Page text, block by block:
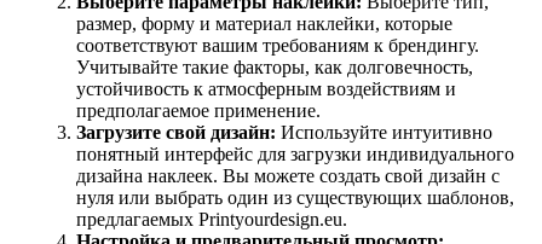
размер, форму и материал наклейки, которые
соответствуют вашим требованиям к брендингу.
Учитывайте такие факторы, как долговечность,
устойчивость к атмосферным воздействиям и
предполагаемое применение.
Загрузите свой дизайн: Используйте интуитивно
понятный интерфейс для загрузки индивидуального
дизайна наклеек. Вы можете создать свой дизайн с
нуля или выбрать один из существующих шаблонов,
предлагаемых Printyourdesign.eu.